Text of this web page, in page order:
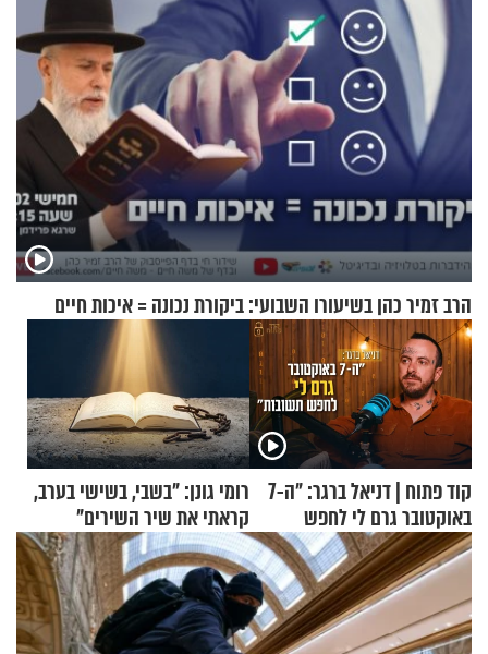
הרב זמיר כהן בשיעורו השבועי: ביקורת נכונה = איכות חיים
קוד פתוח | דניאל ברגר: "ה-7
באוקטובר גרם לי לחפש
תשובות"
רומי גונן: "בשבי, בשישי בערב,
קראתי את שיר השירים"